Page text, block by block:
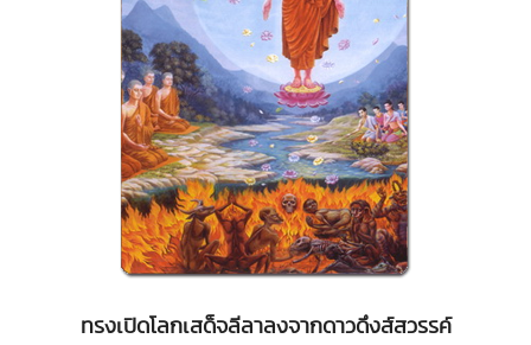
ทรงเปิดโลกเสด็จลีลาลงจากดาวดึงส์สวรรค์